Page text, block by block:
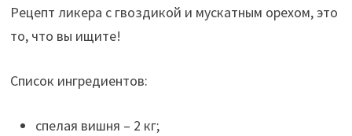
Рецепт ликера с гвоздикой и мускатным орехом, это
то, что вы ищите!
Список ингредиентов:
спелая вишня – 2 кг;